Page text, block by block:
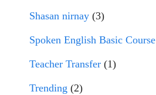
Shasan nirnay (3)
Spoken English Basic Course
Teacher Transfer (1)
Trending (2)